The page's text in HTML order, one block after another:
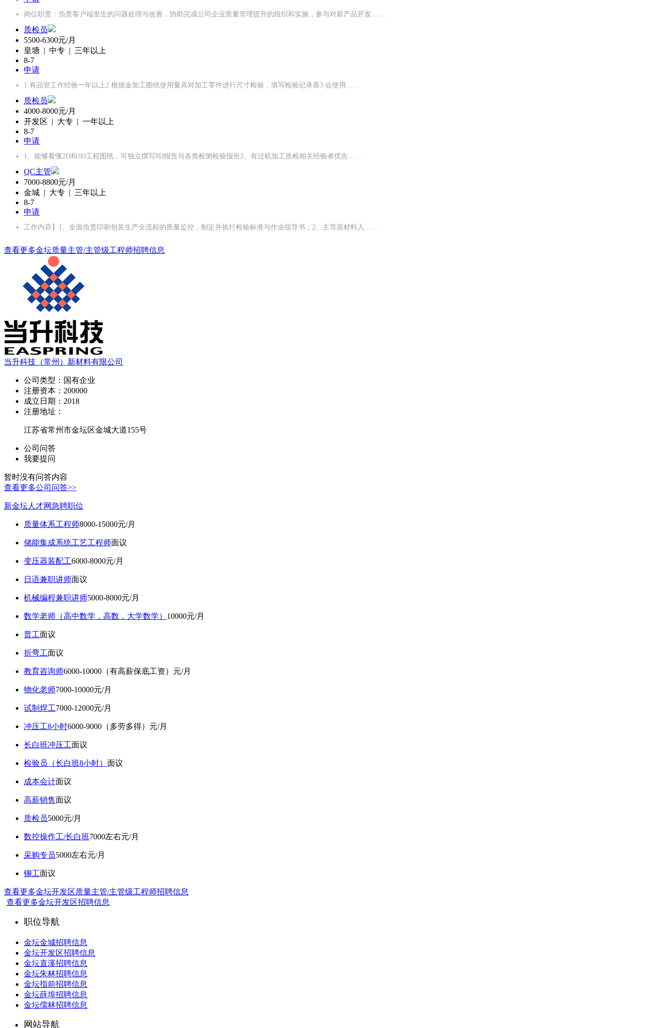
岗位职责：负责客户端发生的问题处理与改善，协助完成公司企业质量管理提升的组织和实施，参与对新产品开发……
质检员
5500-6300元/月
皇塘 | 中专 | 三年以上
8-7
申请
1.有品管工作经验一年以上2.根据金加工图纸使用量具对加工零件进行尺寸检验，填写检验记录表3.会使用……
质检员
4000-8000元/月
开发区 | 大专 | 一年以上
8-7
申请
1、能够看懂2D和3D工程图纸，可独立撰写8D报告与各类检测检验报告2、有过机加工质检相关经验者优先……
QC主管
7000-8800元/月
金城 | 大专 | 三年以上
8-7
申请
工作内容】1、全面负责印刷包装生产全流程的质量监控，制定并执行检验标准与作业指导书；2、主导原材料入……
查看更多金坛质量主管/主管级工程师招聘信息
当升科技（常州）新材料有限公司
公司类型： 国有企业
注册资本： 200000
成立日期： 2018
注册地址：
江苏省常州市金坛区金城大道155号
公司问答
我要提问
暂时没有问答内容
查看更多公司问答>>
新金坛人才网急聘职位
质量体系工程师8000-15000元/月
储能集成系统工艺工程师面议
变压器装配工6000-8000元/月
日语兼职讲师面议
机械编程兼职讲师5000-8000元/月
数学老师（高中数学，高数，大学数学） 10000元/月
普工面议
折弯工面议
教育咨询师6000-10000（有高薪保底工资）元/月
物化老师7000-10000元/月
试制焊工7000-12000元/月
冲压工8小时6000-9000（多劳多得）元/月
长白班冲压工面议
检验员（长白班8小时） 面议
成本会计面议
高薪销售面议
质检员5000元/月
数控操作工/长白班7000左右元/月
采购专员5000左右元/月
铆工面议
查看更多金坛开发区质量主管/主管级工程师招聘信息
查看更多金坛开发区招聘信息
职位导航
金坛金城招聘信息
金坛开发区招聘信息
金坛直溪招聘信息
金坛朱林招聘信息
金坛指前招聘信息
金坛薛埠招聘信息
金坛儒林招聘信息
网站导航